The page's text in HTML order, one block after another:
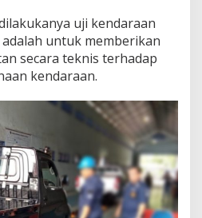
uji kendaraan
adalah untuk memberikan
secara teknis terhadap
kendaraan.